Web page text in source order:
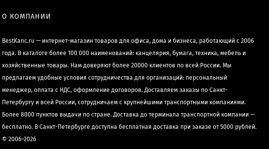
О КОМПАНИИ
BestKanc.ru — интернет-магазин товаров для офиса, дома и бизнеса, работающий с 2006
года. В каталоге более 100 000 наименований: канцелярия, бумага, техника, мебель и
хозяйственные товары. Нам доверяют более 20000 клиентов по всей России. Мы
предлагаем удобные условия сотрудничества для организаций: персональный
менеджер, оплата с НДС, оформление договоров. Доставляем заказы по Санкт-
Петербургу и всей России, сотрудничаем с крупнейшими транспортными компаниями.
Более 8000 пунктов выдачи по стране. Доставка до терминала транспортной компании —
бесплатно. В Санкт-Петербурге доступна бесплатная доставка при заказе от 5000 рублей.
© 2006–2026